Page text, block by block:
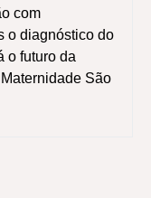
com
o diagnóstico do
o futuro da
São